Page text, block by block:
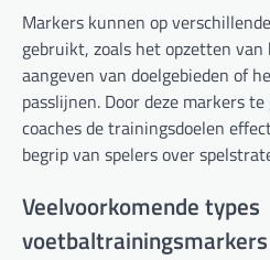
Markers kunnen op
gebruikt, zoals het opzetten
aangeven van doelgebieden of
passlijnen. Door deze markers
coaches de trainingsdoelen
begrip van spelers over
Veelvoorkomende types
voetbaltrainingsmarkers